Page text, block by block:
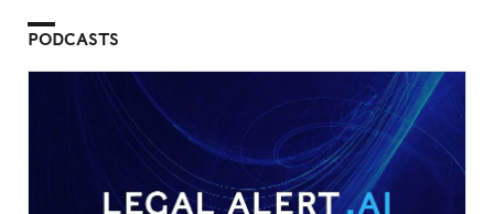
PODCASTS